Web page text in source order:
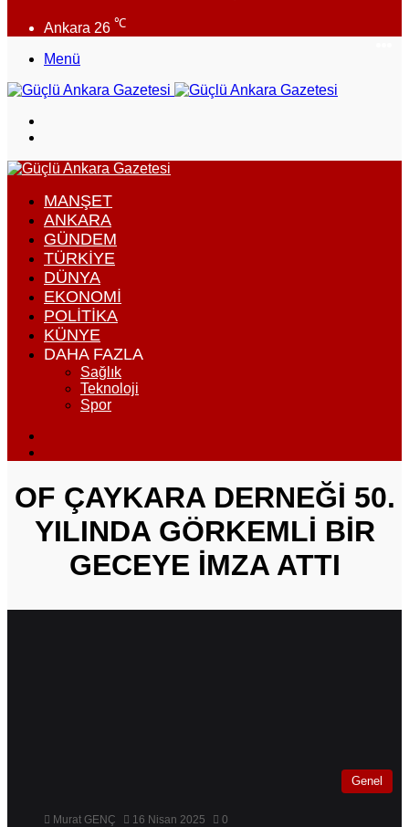
Ankara 26 ℃
Menü
değiştir
MANŞET
ANKARA
GÜNDEM
TÜRKIYE
DÜNYA
EKONOMI
POLITIKA
KÜNYE
DAHA FAZLA
Sağlık
Teknoloji
Spor
...
OF ÇAYKARA DERNEĞİ 50.
YILINDA GÖRKEMLİ BİR
GECEYE İMZA ATTI
Genel
Murat GENÇ 16 Nisan 2025 0